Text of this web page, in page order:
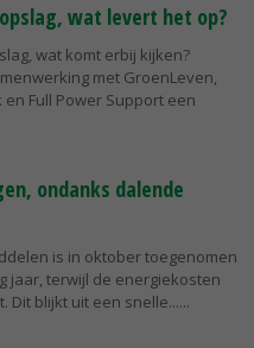
wat levert het op?
wat komt erbij kijken?
met GroenLeven,
Full Power Support een
ondanks dalende
is in oktober toegenomen
jaar, terwijl de energiekosten
Dit blijkt uit een snelle...